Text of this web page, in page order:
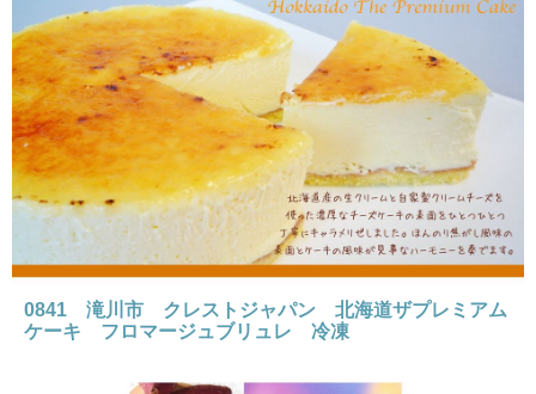
0841 滝川市 クレストジャパン 北海道ザプレミアム
ケーキ フロマージュブリュレ 冷凍